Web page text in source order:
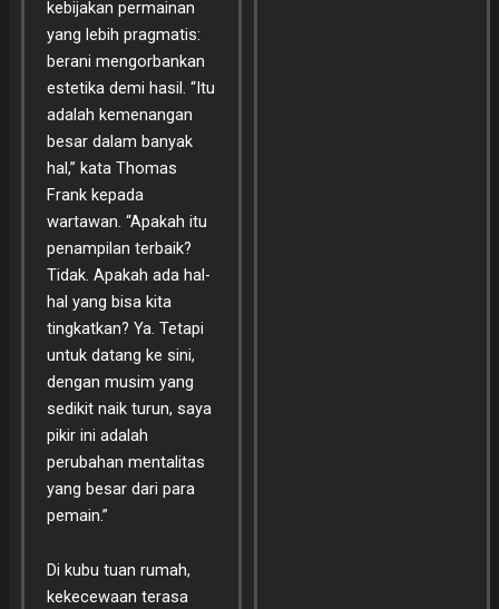
kebijakan permainan
yang lebih pragmatis:
berani mengorbankan
estetika demi hasil. “Itu
adalah kemenangan
besar dalam banyak
hal,” kata Thomas
Frank kepada
wartawan. “Apakah itu
penampilan terbaik?
Tidak. Apakah ada hal-
hal yang bisa kita
tingkatkan? Ya. Tetapi
untuk datang ke sini,
dengan musim yang
sedikit naik turun, saya
pikir ini adalah
perubahan mentalitas
yang besar dari para
pemain.”
Di kubu tuan rumah,
kekecewaan terasa